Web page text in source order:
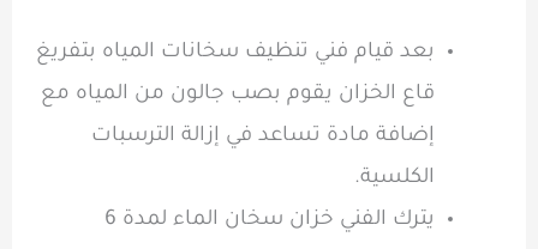
بعد قيام فني تنظيف سخانات المياه بتفريغ
قاع الخزان يقوم بصب جالون من المياه مع
إضافة مادة تساعد في إزالة الترسبات
الكلسية.
يترك الفني خزان سخان الماء لمدة 6